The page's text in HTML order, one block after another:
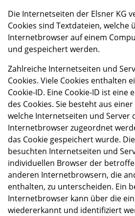
Die Internetseiten der Elsner KG
Cookies sind Textdateien, welche
Internetbrowser auf einem
und gespeichert werden.
Zahlreiche Internetseiten und
Cookies. Viele Cookies enthalten
Cookie-ID. Eine Cookie-ID ist eine
des Cookies. Sie besteht aus
welche Internetseiten und Server
Internetbrowser zugeordnet
das Cookie gespeichert wurde.
besuchten Internetseiten und
individuellen Browser der
anderen Internetbrowsern, die
enthalten, zu unterscheiden. Ein
Internetbrowser kann über die
wiedererkannt und identifiziert